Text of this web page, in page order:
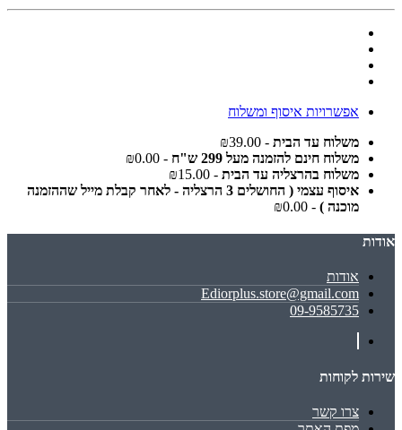
אפשרויות איסוף ומשלוח
משלוח עד הבית - ₪39.00
משלוח חינם להזמנה מעל 299 ש"ח
- ₪0.00
משלוח בהרצליה עד הבית - ₪15.00
איסוף עצמי ( החושלים 3 הרצליה - לאחר קבלת מייל שההזמנה
מוכנה ) - ₪0.00
אודות
אודות
Ediorplus.store@gmail.com
09-9585735
שירות לקוחות
צרו קשר